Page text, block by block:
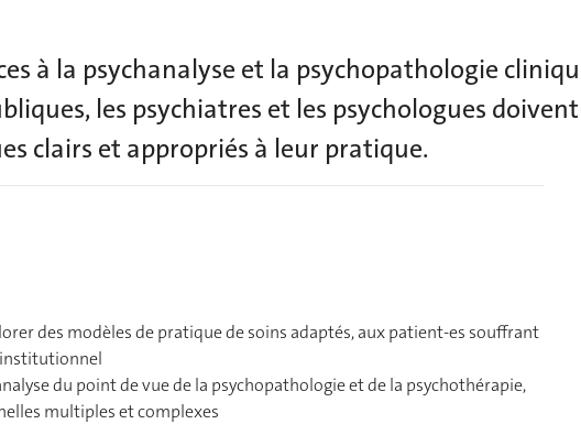
à la psychanalyse et la psychopathologie
les psychiatres et les psychologues
clairs et appropriés à leur pratique.
des modèles de pratique de soins adaptés, aux patient-es souffrant
institutionnel
du point de vue de la psychopathologie et de la psychothérapie,
multiples et complexes